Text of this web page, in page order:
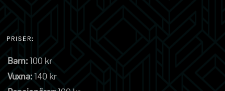
PRISER:
Barn:100 kr
Vuxna:140 kr